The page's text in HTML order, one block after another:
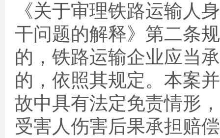
《关于审理铁路运输人
干问题的解释》第二条
的，铁路运输企业应当
的，依照其规定。本案
故中具有法定免责情形
受害人伤害后果承担赔